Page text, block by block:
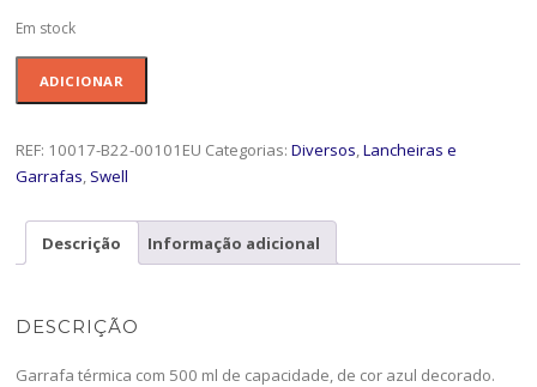
Em stock
500
Swel
10017-
B22-
ADICIONAR
REF: 10017-B22-00101EU Categorias:Diversos,Lancheiras e
Garrafas, Swell
Descrição Informação adicional
DESCRIÇÃO
Garrafa térmica com 500 ml de capacidade, de cor azul decorado.